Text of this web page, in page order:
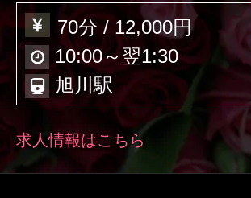
北海道 青森
秋田 山形
ジャンルから探す
本日出勤
即
クーポン
口コミ
体験談
70分 / 12,000円
10:00～翌1:30
旭川駅
求人情報はこちら